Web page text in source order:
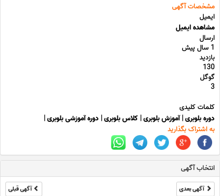
مشخصات آگهی
ایمیل
مشاهده ایمیل
ارسال
1 سال پیش
بازدید
130
گوگل
3
کلمات کلیدی
دوره بلوبری|آموزش بلوبری| کلاس بلوبری| دوره آموزشی بلوبری|
به اشتراک بگذارید
انتخاب آگهی
آگهی بعدی آگهی قبلی